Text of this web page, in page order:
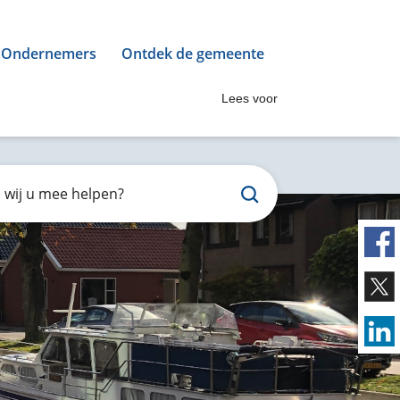
Ondernemers Ontdek de gemeente
Lees voor